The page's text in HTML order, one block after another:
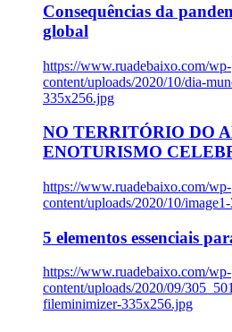
Consequências da
global
https://www.ruadebaixo.com/wp-
content/uploads/2020/10/dia-
335x256.jpg
NO TERRITÓRIO DO
ENOTURISMO
https://www.ruadebaixo.com/wp-
content/uploads/2020/10/
5 elementos essenciais
https://www.ruadebaixo.com/wp-
content/uploads/2020/09/
fileminimizer-335x256.jpg